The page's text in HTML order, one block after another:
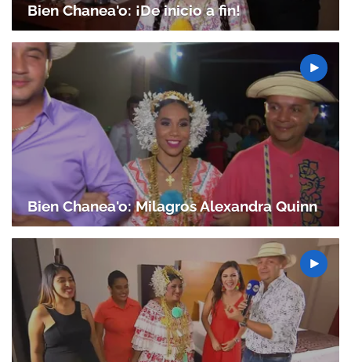
Gracias por suscribirte a nuestro boletín.
ACEPTAR
Bien Chanea'o: ¡De inicio a fin!
Bien Chanea'o: Milagros Alexandra Quinn